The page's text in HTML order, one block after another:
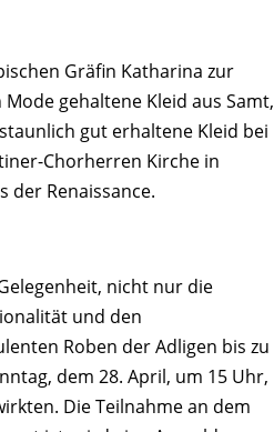
Gräfin Katharina zur
gehaltene Kleid aus Samt,
gut erhaltene Kleid bei
Chorherren Kirche in
der Renaissance.
nicht nur die
und den
Roben der Adligen bis zu
dem 28. April, um 15 Uhr,
Die Teilnahme an dem